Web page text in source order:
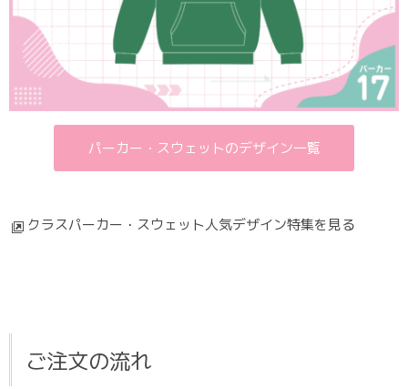
パーカー・スウェットのデザイン一覧
クラスパーカー・スウェット人気デザイン特集を見る
ご注文の流れ